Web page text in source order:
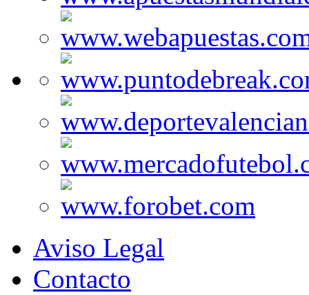
Aviso Legal
Contacto